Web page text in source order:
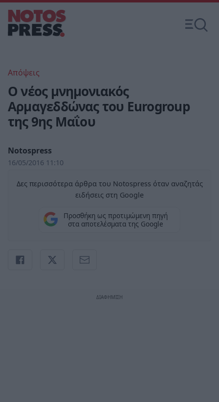
Απόψεις
O νέος μνημονιακός
Αρμαγεδδώνας του Eurogroup
της 9ης Μαΐου
Notospress
16/05/2016 11:10
Δες περισσότερα άρθρα του Notospress όταν αναζητάς
ειδήσεις στη Google
Προσθήκη ως προτιμώμενη πηγή
στα αποτελέσματα της Google